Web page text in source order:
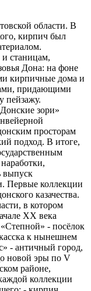
области. В
кирпич был
и станицам,
Дона: на фоне
кирпичные дома и
придающими
пейзажу.
зори»
просторам
подход. В итоге,
выпуск
Первые коллекции
казачества.
в котором
ХХ века
- посёлок
к нынешнем
- античный город,
новой эры по V
районе,
коллекции